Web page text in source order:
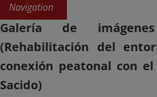
Navigation
Galería de
(Rehabilitación del
conexión peatonal con el
Sacido)